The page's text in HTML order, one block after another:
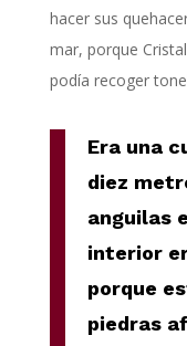
hacer sus
mar, porque
podía recoger
Era una
diez
anguilas
interior
porque
piedras